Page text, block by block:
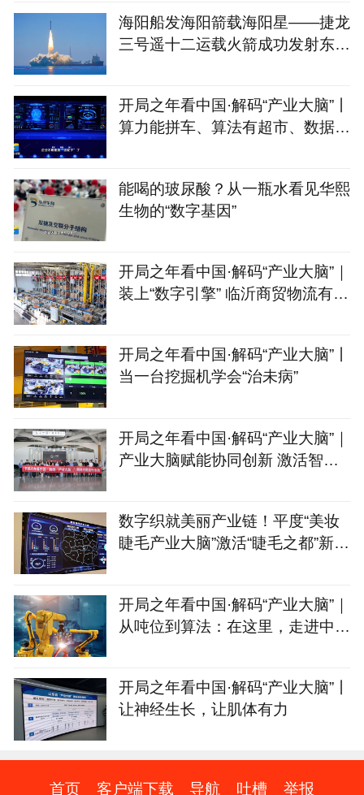
海阳船发海阳箭载海阳星——捷龙
三号遥十二运载火箭成功发射东方
开局之年看中国·解码“产业大脑”丨
算力能拼车、算法有超市、数据不
能喝的玻尿酸？从一瓶水看见华熙
生物的“数字基因”
开局之年看中国·解码“产业大脑”｜
装上“数字引擎” 临沂商贸物流有
开局之年看中国·解码“产业大脑”丨
当一台挖掘机学会“治未病”
开局之年看中国·解码“产业大脑”｜
产业大脑赋能协同创新 激活智能
数字织就美丽产业链！平度“美妆
睫毛产业大脑”激活“睫毛之都”新动
开局之年看中国·解码“产业大脑”｜
从吨位到算法：在这里，走进中国
开局之年看中国·解码“产业大脑”丨
让神经生长，让肌体有力
首页 客户端下载 导航 吐槽 举报